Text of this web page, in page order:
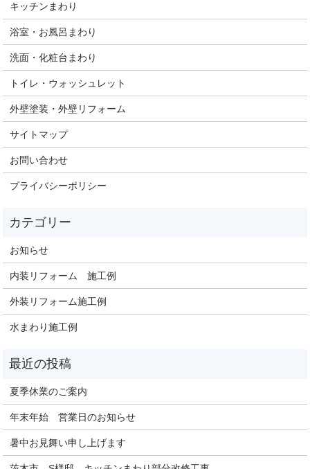
キッチンまわり
浴室・お風呂まわり
洗面・化粧台まわり
トイレ・ウォッシュレット
外壁塗装・外壁リフォーム
サイトマップ
お問い合わせ
プライバシーポリシー
お知らせ
内装リフォーム 施工例
外装リフォーム施工例
水まわり施工例
夏季休業のご案内
年末年始 営業日のお知らせ
暑中お見舞い申し上げます